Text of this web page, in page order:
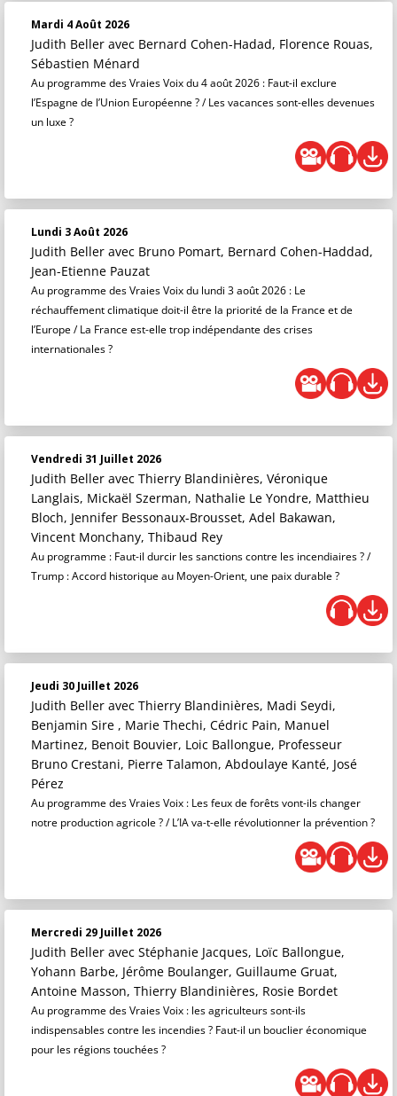
Mardi 4 Août 2026
Judith Beller avec Bernard Cohen-Hadad, Florence Rouas,
Sébastien Ménard
Au programme des Vraies Voix du 4 août 2026 : Faut-il exclure
l’Espagne de l’Union Européenne ? / Les vacances sont-elles devenues
un luxe ?
Lundi 3 Août 2026
Judith Beller avec Bruno Pomart, Bernard Cohen-Haddad,
Jean-Etienne Pauzat
Au programme des Vraies Voix du lundi 3 août 2026 : Le
réchauffement climatique doit-il être la priorité de la France et de
l’Europe / La France est-elle trop indépendante des crises
internationales ?
Vendredi 31 Juillet 2026
Judith Beller avec Thierry Blandinières, Véronique
Langlais, Mickaël Szerman, Nathalie Le Yondre, Matthieu
Bloch, Jennifer Bessonaux-Brousset, Adel Bakawan,
Vincent Monchany, Thibaud Rey
Au programme : Faut-il durcir les sanctions contre les incendiaires ? /
Trump : Accord historique au Moyen-Orient, une paix durable ?
Jeudi 30 Juillet 2026
Judith Beller avec Thierry Blandinières, Madi Seydi,
Benjamin Sire , Marie Thechi, Cédric Pain, Manuel
Martinez, Benoit Bouvier, Loic Ballongue, Professeur
Bruno Crestani, Pierre Talamon, Abdoulaye Kanté, José
Pérez
Au programme des Vraies Voix : Les feux de forêts vont-ils changer
notre production agricole ? / L’IA va-t-elle révolutionner la prévention ?
Mercredi 29 Juillet 2026
Judith Beller avec Stéphanie Jacques, Loïc Ballongue,
Yohann Barbe, Jérôme Boulanger, Guillaume Gruat,
Antoine Masson, Thierry Blandinières, Rosie Bordet
Au programme des Vraies Voix : les agriculteurs sont-ils
indispensables contre les incendies ? Faut-il un bouclier économique
pour les régions touchées ?